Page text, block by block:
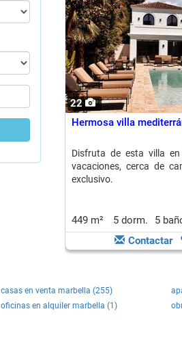
22
Hermosa villa
Disfruta de esta villa
vacaciones, cerca de
exclusivo.
449 m² 5 dorm. 5
Contactar
casas en venta marbella (255)
oficinas en alquiler marbella (1)